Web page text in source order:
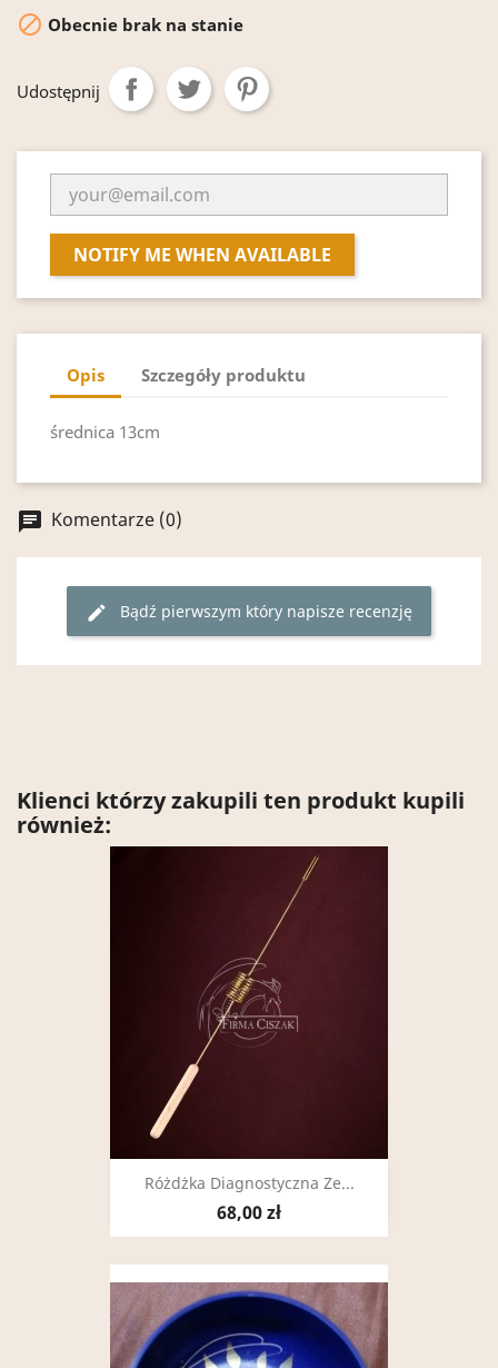
 Obecnie brak na stanie
Udostępnij
NOTIFY ME WHEN AVAILABLE
Opis Szczegóły produktu
średnica 13cm
chat Komentarze (0)
edit Bądź pierwszym który napisze recenzję
Klienci którzy zakupili ten produkt kupili
również:
Różdżka Diagnostyczna Ze...
68,00 zł